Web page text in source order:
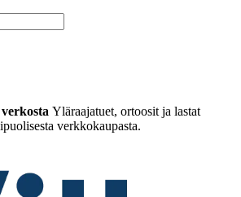
Yläraajatuet, ortoosit ja lastat
verkkokaupasta.